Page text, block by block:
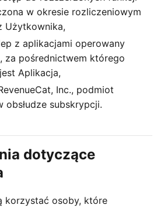
w okresie rozliczeniowym
Użytkownika,
z aplikacjami operowany
za pośrednictwem którego
Aplikacja,
Inc., podmiot
obsłudze subskrypcji.
dotyczące
korzystać osoby, które